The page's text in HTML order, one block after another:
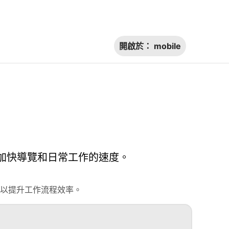
開啟於： mobile
導覽和日常工作的速度。
提升工作流程效率。